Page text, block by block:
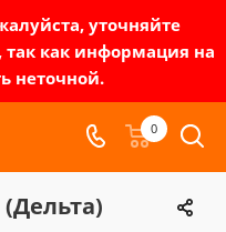
уточняйте
так как информация на
неточной.
0